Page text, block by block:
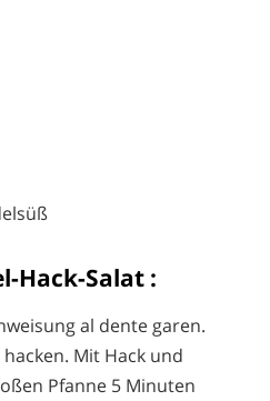
Hack-Salat :
al dente garen.
Mit Hack und
Pfanne 5 Minuten